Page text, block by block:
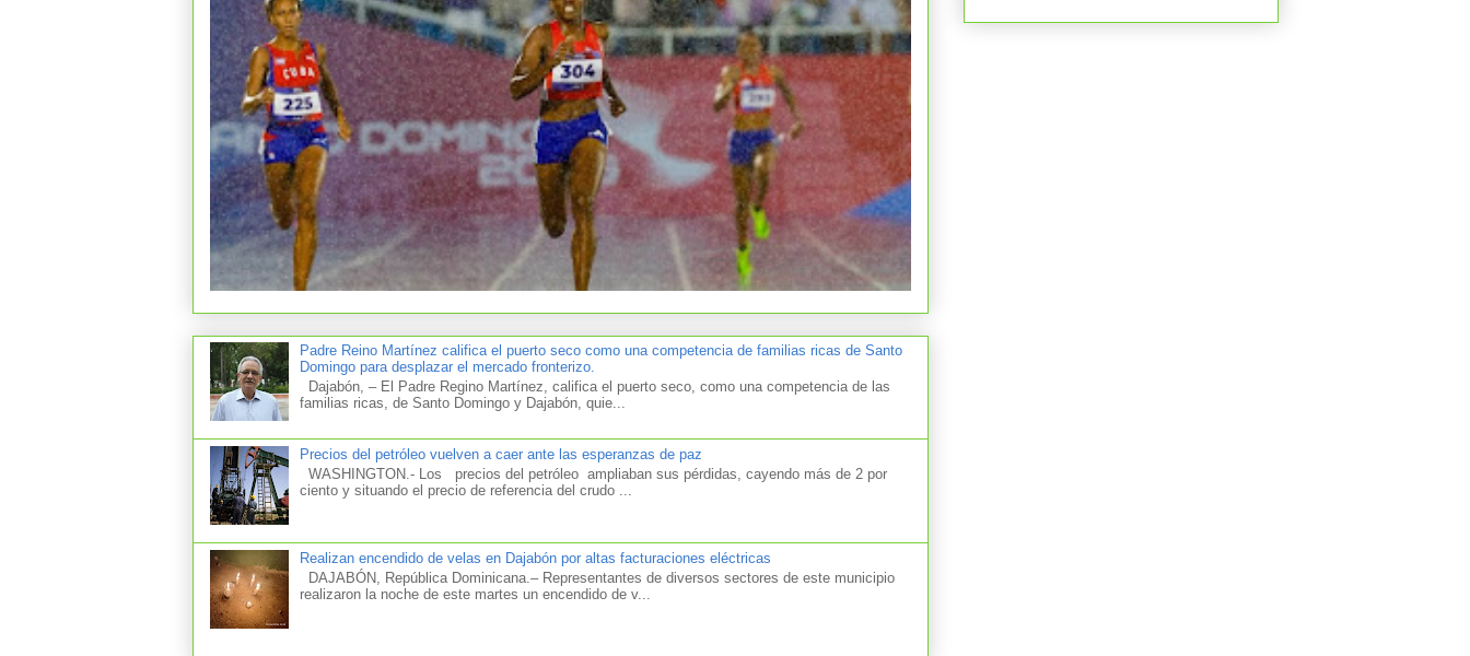
Padre Reino Martínez califica el puerto seco como una competencia de familias ricas de Santo
Domingo para desplazar el mercado fronterizo.
Dajabón, – El Padre Regino Martínez, califica el puerto seco, como una competencia de las
familias ricas, de Santo Domingo y Dajabón, quie...
Precios del petróleo vuelven a caer ante las esperanzas de paz
WASHINGTON.- Los precios del petróleo ampliaban sus pérdidas, cayendo más de 2 por
ciento y situando el precio de referencia del crudo ...
Realizan encendido de velas en Dajabón por altas facturaciones eléctricas
DAJABÓN, República Dominicana.– Representantes de diversos sectores de este municipio
realizaron la noche de este martes un encendido de v...